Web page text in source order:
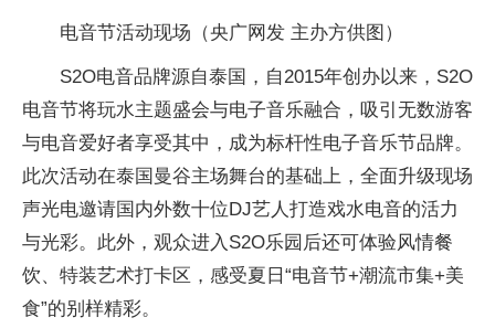
电音节活动现场（央广网发 主办方供图）
S2O电音品牌源自泰国，自2015年创办以来，S2O
电音节将玩水主题盛会与电子音乐融合，吸引无数游客
与电音爱好者享受其中，成为标杆性电子音乐节品牌。
此次活动在泰国曼谷主场舞台的基础上，全面升级现场
声光电邀请国内外数十位DJ艺人打造戏水电音的活力
与光彩。此外，观众进入S2O乐园后还可体验风情餐
饮、特装艺术打卡区，感受夏日“电音节+潮流市集+美
食”的别样精彩。